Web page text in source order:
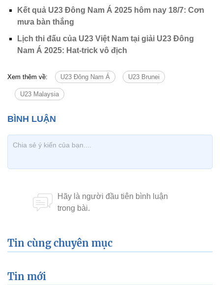
Kết quả U23 Đông Nam Á 2025 hôm nay 18/7: Cơn
mưa bàn thắng
Lịch thi đấu của U23 Việt Nam tại giải U23 Đông
Nam Á 2025: Hat-trick vô địch
Xem thêm về: U23 Đông Nam Á U23 Brunei
U23 Malaysia
Tin cùng chuyên mục
Tin mới